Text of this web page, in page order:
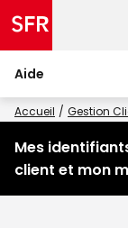
Aide
Accueil Gestion
Mes
client et mon